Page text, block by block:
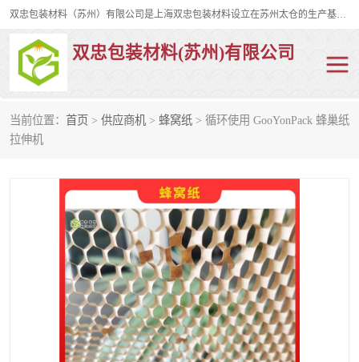
双忠包装材料（苏州）有限公司是上海双忠包装材料设立在苏州太仓的生产基地，占地约2万平米，产品主要有打孔缠绕膜，拉伸蜂窝纸，集装箱充气袋，滑托板，打包带，裹包网兜，防滑纸等箱体和托盘的运输和保护性包材。固永包材®，GooYon Pack®，是我们保护性包装材料的专属品牌。
双忠包装材料(苏州)有限公司
当前位置： 首页 > 供应商机 > 蜂窝纸 > 循环使用 GooYonPack 蜂巢纸
拉伸机
打孔缠绕膜
裹包网兜 纤维打包带
充气袋
缠绕膜
托盘裹包网兜
托盘捆绑带